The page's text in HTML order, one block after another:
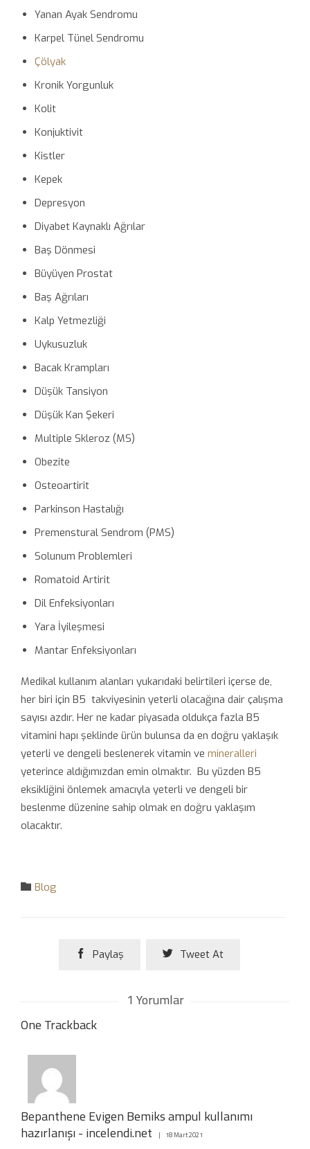
Yanan Ayak Sendromu
Karpel Tünel Sendromu
Çölyak
Kronik Yorgunluk
Kolit
Konjuktivit
Kistler
Kepek
Depresyon
Diyabet Kaynaklı Ağrılar
Baş Dönmesi
Büyüyen Prostat
Baş Ağrıları
Kalp Yetmezliği
Uykusuzluk
Bacak Krampları
Düşük Tansiyon
Düşük Kan Şekeri
Multiple Skleroz (MS)
Obezite
Osteoartirit
Parkinson Hastalığı
Premenstural Sendrom (PMS)
Solunum Problemleri
Romatoid Artirit
Dil Enfeksiyonları
Yara İyileşmesi
Mantar Enfeksiyonları
Medikal kullanım alanları yukarıdaki belirtileri içerse de,
her biri için B5 takviyesinin yeterli olacağına dair çalışma
sayısı azdır. Her ne kadar piyasada oldukça fazla B5
vitamini hapı şeklinde ürün bulunsa da en doğru yaklaşık
yeterli ve dengeli beslenerek vitamin ve mineralleri
yeterince aldığımızdan emin olmaktır. Bu yüzden B5
eksikliğini önlemek amacıyla yeterli ve dengeli bir
beslenme düzenine sahip olmak en doğru yaklaşım
olacaktır.
 Category
Blog
 Paylaş  Tweet At
1 Yorumlar
One Trackback
Bepanthene Evigen Bemiks ampul kullanımı
hazırlanışı - incelendi.net
18 Mart 2021